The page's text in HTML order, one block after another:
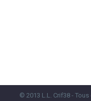
© 2013 L.L. Crif38 -